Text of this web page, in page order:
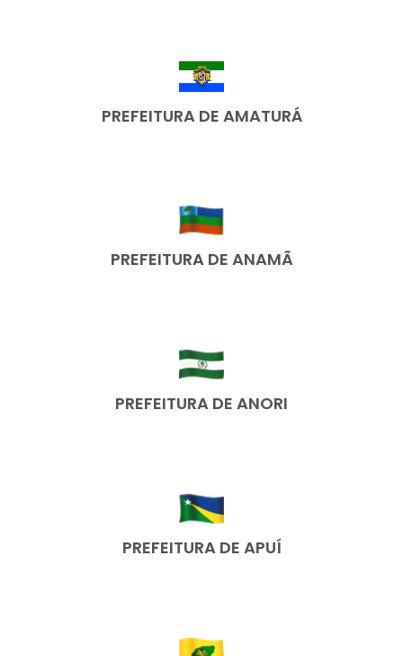
PREFEITURA DE AMATURÁ
PREFEITURA DE ANAMÃ
PREFEITURA DE ANORI
PREFEITURA DE APUÍ